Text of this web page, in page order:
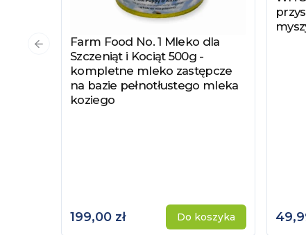
Zobacz produkt
Farm Food No. 1 Mleko dla
Szczeniąt i Kociąt 500g -
kompletne mleko zastępcze
na bazie pełnotłustego mleka
koziego
199,00 zł Do koszyka
Poprzedni slajd